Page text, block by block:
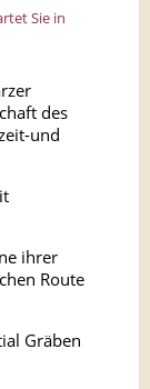
Sie in
des
und
ihrer
Route
Gräben